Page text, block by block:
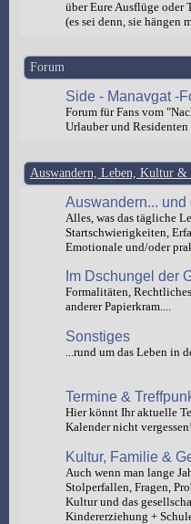
über Eure Ausflüge oder
(es sei denn, sie hängen
Forum
Side - Manavgat -
Forum für Fans vom
Urlauber und Residenten
Auswandern, Leben, Kultur
Auswandern... und
Alles, was das tägliche
Startschwierigkeiten,
Emotionale und/oder
Im Dschungel der
Formalitäten,
anderer Papierkram....
Sonstiges
...rund um das Leben in
Termine &
Hier könnt Ihr aktuelle
Kalender nicht vergessen!
Kultur, Familie &
Auch wenn man lange
Stolperfallen, Fragen,
Kultur und das
Kindererziehung +